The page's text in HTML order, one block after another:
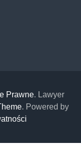
Prawne. Lawyer
. Powered by